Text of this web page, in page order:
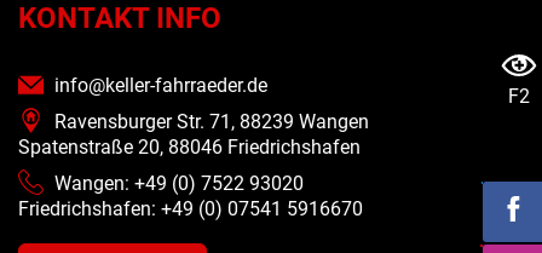
KONTAKT INFO
info@keller-fahrraeder.de
Ravensburger Str. 71, 88239 Wangen
Spatenstraße 20, 88046 Friedrichshafen
Wangen: +49 (0) 7522 93020
Friedrichshafen: +49 (0) 07541 5916670
F2